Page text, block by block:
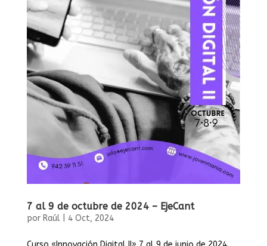
7 al 9 de octubre de 2024 – EjeCant
por Raúl| 4 Oct, 2024